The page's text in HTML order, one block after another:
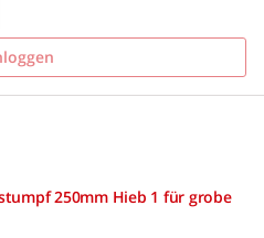
250mm Hieb 1 für grobe